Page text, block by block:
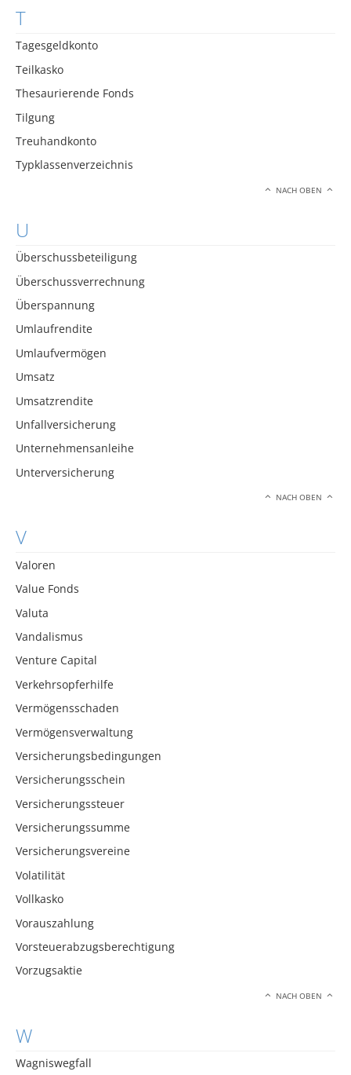
T
Tagesgeldkonto
Teilkasko
Thesaurierende Fonds
Tilgung
Treuhandkonto
Typklassenverzeichnis
NACH OBEN
U
Überschussbeteiligung
Überschussverrechnung
Überspannung
Umlaufrendite
Umlaufvermögen
Umsatz
Umsatzrendite
Unfallversicherung
Unternehmensanleihe
Unterversicherung
NACH OBEN
V
Valoren
Value Fonds
Valuta
Vandalismus
Venture Capital
Verkehrsopferhilfe
Vermögensschaden
Vermögensverwaltung
Versicherungsbedingungen
Versicherungsschein
Versicherungssteuer
Versicherungssumme
Versicherungsvereine
Volatilität
Vollkasko
Vorauszahlung
Vorsteuerabzugsberechtigung
Vorzugsaktie
NACH OBEN
W
Wagniswegfall